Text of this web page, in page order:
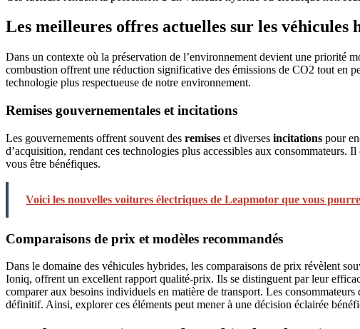
Les meilleures offres actuelles sur les véhicules
Dans un contexte où la préservation de l’environnement devient une priorité
combustion offrent une réduction significative des émissions de CO2 tout en
technologie plus respectueuse de notre environnement.
Remises gouvernementales et incitations
Les gouvernements offrent souvent des remises et diverses incitations pour
d’acquisition, rendant ces technologies plus accessibles aux consommateurs.
vous être bénéfiques.
Voici les nouvelles voitures électriques de Leapmotor que vous
Comparaisons de prix et modèles recommandés
Dans le domaine des véhicules hybrides, les comparaisons de prix révèlent
Ioniq, offrent un excellent rapport qualité-prix. Ils se distinguent par leur
comparer aux besoins individuels en matière de transport. Les
définitif. Ainsi, explorer ces éléments peut mener à une décision éclairée